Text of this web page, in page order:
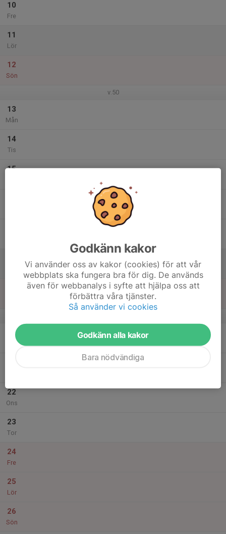
10
Fre
11
Lör
12
Sön
v.50
13
Mån
14
Tis
15
20
Mån
22
Ons
23
Tor
24
Fre
25
Lör
26
Sön
Godkänn kakor
Vi använder oss av kakor (cookies) för att vår
webbplats ska fungera bra för dig. De används
även för webbanalys i syfte att hjälpa oss att
förbättra våra tjänster.
Så använder vi cookies
Godkänn alla kakor
Bara nödvändiga